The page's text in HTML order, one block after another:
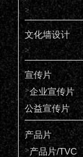
>
文化墙设计
>
宣传片
>企业宣传片
公益宣传片
产品片
>产品片/TVC